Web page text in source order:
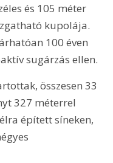
és 105 méter
kupolája.
100 éven
sugárzás ellen.
összesen 33
327 méterrel
épített síneken,